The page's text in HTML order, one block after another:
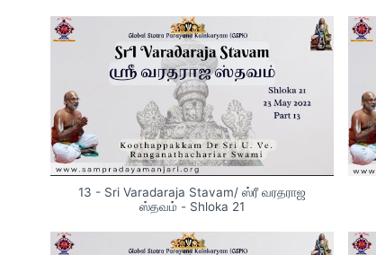
13 - Sri Varadaraja Stavam/ ஸ்ரீ வரதராஜ
ஸ்தவம் - Shloka 21